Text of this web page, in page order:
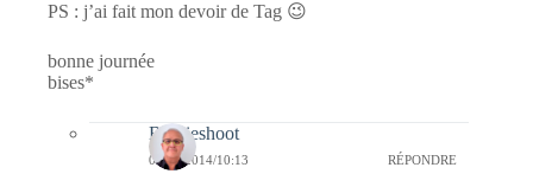
PS : j’ai fait mon devoir de Tag 😉
bonne journée
bises*
Bernieshoot
04/10/2014/10:13 RÉPONDRE